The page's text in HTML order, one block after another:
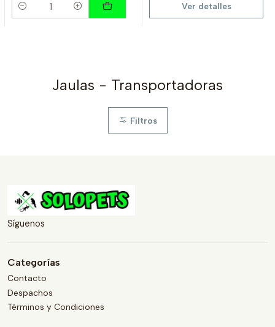
Cantidad
Ver detalles
Jaulas - Transportadoras
Filtros
Síguenos
Categorías
Contacto
Despachos
Términos y Condiciones